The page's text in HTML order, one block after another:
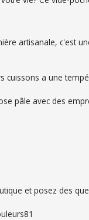
artisanale, c'est
cuissons a une
pâle avec des
et posez des